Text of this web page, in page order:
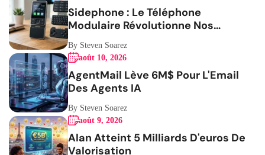
Sidephone : Le Téléphone
Modulaire Révolutionne Nos
By Steven Soarez
août 10, 2026
AgentMail Lève 6M$ Pour L'Email
Des Agents IA
By Steven Soarez
août 9, 2026
Alan Atteint 5 Milliards D'euros De
Valorisation